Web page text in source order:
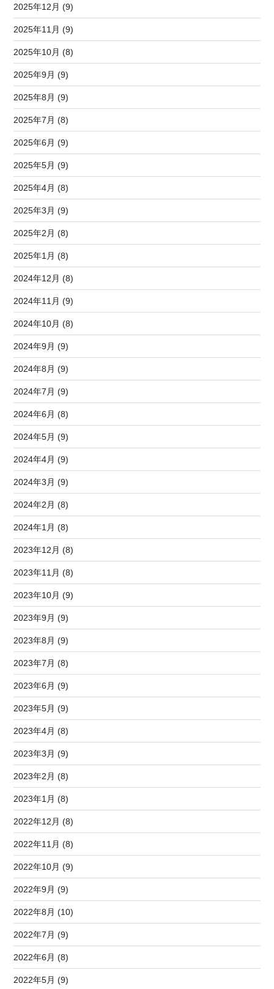
2025年12月 (9)
2025年11月 (9)
2025年10月 (8)
2025年9月 (9)
2025年8月 (9)
2025年7月 (8)
2025年6月 (9)
2025年5月 (9)
2025年4月 (8)
2025年3月 (9)
2025年2月 (8)
2025年1月 (8)
2024年12月 (8)
2024年11月 (9)
2024年10月 (8)
2024年9月 (9)
2024年8月 (9)
2024年7月 (9)
2024年6月 (8)
2024年5月 (9)
2024年4月 (9)
2024年3月 (9)
2024年2月 (8)
2024年1月 (8)
2023年12月 (8)
2023年11月 (8)
2023年10月 (9)
2023年9月 (9)
2023年8月 (9)
2023年7月 (8)
2023年6月 (9)
2023年5月 (9)
2023年4月 (8)
2023年3月 (9)
2023年2月 (8)
2023年1月 (8)
2022年12月 (8)
2022年11月 (8)
2022年10月 (9)
2022年9月 (9)
2022年8月 (10)
2022年7月 (9)
2022年6月 (8)
2022年5月 (9)